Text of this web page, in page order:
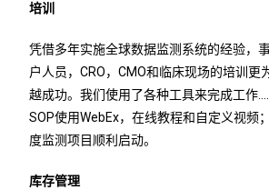
培训
凭借多年实施全球数据监测系统的经验，
户人员，CRO，CMO和临床现场的培训更
越成功。我们使用了各种工具来完成工作
SOP使用WebEx，在线教程和自定义视频
度监测项目顺利启动。
库存管理